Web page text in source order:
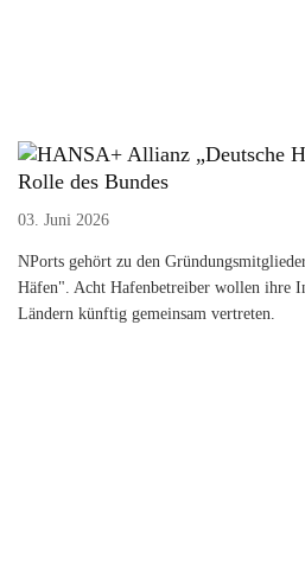
Allianz „Deutsche
Rolle des Bundes
03. Juni 2026
NPorts gehört zu den
Häfen". Acht Hafenbetreiber wollen ihre
Ländern künftig gemeinsam vertreten.